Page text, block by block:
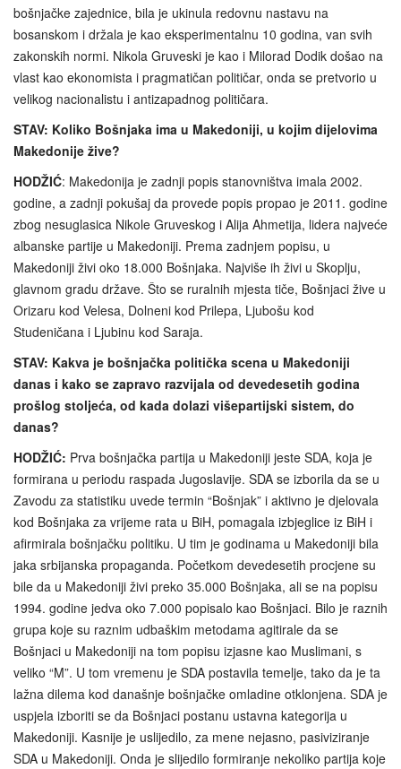
bošnjačke zajednice, bila je ukinula redovnu nastavu na
bosanskom i držala je kao eksperimentalnu 10 godina, van svih
zakonskih normi. Nikola Gruveski je kao i Milorad Dodik došao na
vlast kao ekonomista i pragmatičan političar, onda se pretvorio u
velikog nacionalistu i antizapadnog političara.
STAV: Koliko Bošnjaka ima u Makedoniji, u kojim dijelovima
Makedonije žive?
HODŽIĆ: Makedonija je zadnji popis stanovništva imala 2002.
godine, a zadnji pokušaj da provede popis propao je 2011. godine
zbog nesuglasica Nikole Gruveskog i Alija Ahmetija, lidera najveće
albanske partije u Makedoniji. Prema zadnjem popisu, u
Makedoniji živi oko 18.000 Bošnjaka. Najviše ih živi u Skoplju,
glavnom gradu države. Što se ruralnih mjesta tiče, Bošnjaci žive u
Orizaru kod Velesa, Dolneni kod Prilepa, Ljubošu kod
Studeničana i Ljubinu kod Saraja.
STAV: Kakva je bošnjačka politička scena u Makedoniji
danas i kako se zapravo razvijala od devedesetih godina
prošlog stoljeća, od kada dolazi višepartijski sistem, do
danas?
HODŽIĆ: Prva bošnjačka partija u Makedoniji jeste SDA, koja je
formirana u periodu raspada Jugoslavije. SDA se izborila da se u
Zavodu za statistiku uvede termin “Bošnjak” i aktivno je djelovala
kod Bošnjaka za vrijeme rata u BiH, pomagala izbjeglice iz BiH i
afirmirala bošnjačku politiku. U tim je godinama u Makedoniji bila
jaka srbijanska propaganda. Početkom devedesetih procjene su
bile da u Makedoniji živi preko 35.000 Bošnjaka, ali se na popisu
1994. godine jedva oko 7.000 popisalo kao Bošnjaci. Bilo je raznih
grupa koje su raznim udbaškim metodama agitirale da se
Bošnjaci u Makedoniji na tom popisu izjasne kao Muslimani, s
veliko “M”. U tom vremenu je SDA postavila temelje, tako da je ta
lažna dilema kod današnje bošnjačke omladine otklonjena. SDA je
uspjela izboriti se da Bošnjaci postanu ustavna kategorija u
Makedoniji. Kasnije je uslijedilo, za mene nejasno, pasiviziranje
SDA u Makedoniji. Onda je slijedilo formiranje nekoliko partija koje